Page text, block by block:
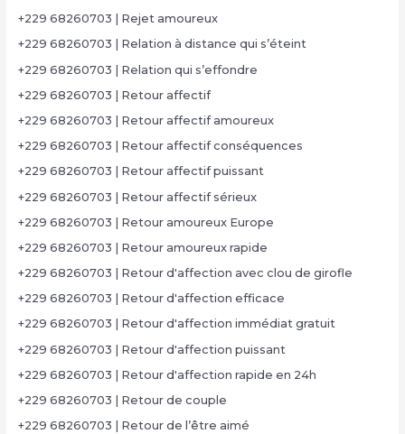
+229 68260703 | Rejet amoureux
+229 68260703 | Relation à distance qui s’éteint
+229 68260703 | Relation qui s’effondre
+229 68260703 | Retour affectif
+229 68260703 | Retour affectif amoureux
+229 68260703 | Retour affectif conséquences
+229 68260703 | Retour affectif puissant
+229 68260703 | Retour affectif sérieux
+229 68260703 | Retour amoureux Europe
+229 68260703 | Retour amoureux rapide
+229 68260703 | Retour d'affection avec clou de girofle
+229 68260703 | Retour d'affection efficace
+229 68260703 | Retour d'affection immédiat gratuit
+229 68260703 | Retour d'affection puissant
+229 68260703 | Retour d'affection rapide en 24h
+229 68260703 | Retour de couple
+229 68260703 | Retour de l’être aimé